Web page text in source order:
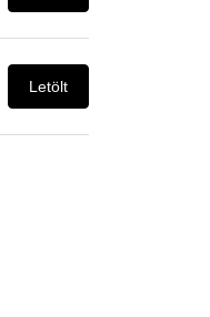
Letölt